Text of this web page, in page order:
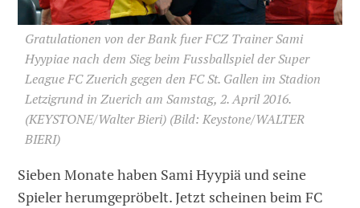
Gratulationen von der Bank fuer FCZ Trainer Sami
Hyypiae nach dem Sieg beim Fussballspiel der Super
League FC Zuerich gegen den FC St. Gallen im Stadion
Letzigrund in Zuerich am Samstag, 2. April 2016.
(KEYSTONE/Walter Bieri) (Bild: Keystone/WALTER
BIERI)
Sieben Monate haben Sami Hyypiä und seine
Spieler herumgepröbelt. Jetzt scheinen beim FC